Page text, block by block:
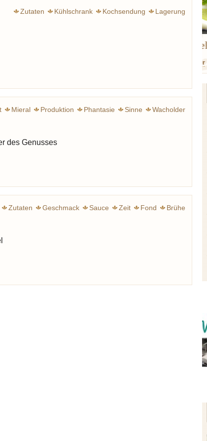
Zutaten Kühlschrank Kochsendung Lagerung
Mieral Produktion Phantasie Sinne Wacholder
des Genusses
Zutaten Geschmack Sauce Zeit Fond Brühe